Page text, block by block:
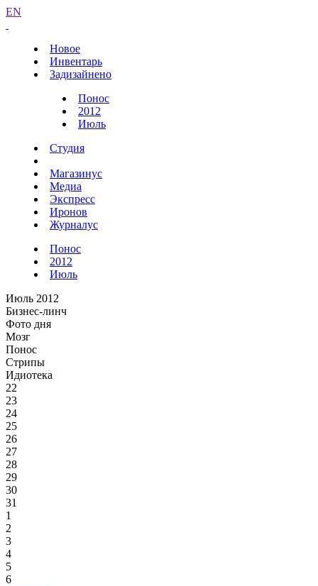
EN
Новое
Инвентарь
Задизайнено
Понос
2012
Июль
Студия
Магазинус
Медиа
Экспресс
Иронов
Журналус
Понос
2012
Июль
Июль 2012
Бизнес-линч
Фото дня
Мозг
Понос
Стрипы
Идиотека
22
23
24
25
26
27
28
29
30
31
1
2
3
4
5
6